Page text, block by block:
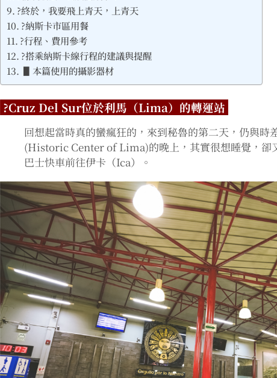
?終於，我要飛上青天，上青天
?納斯卡市區用餐
?行程、費用參考
?搭乘納斯卡線行程的建議與提醒
▋本篇使用的攝影器材
?Cruz Del Sur位於利馬（Lima）的轉運站
回想起當時真的蠻瘋狂的，來到秘魯的第二天，仍與時
(Historic Center of Lima)的晚上，其實很想睡覺，卻
巴士快車前往伊卡（Ica）。